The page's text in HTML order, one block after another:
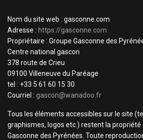
Nom du site web : gasconne.com
Adresse : https://gasconne.com
Propriétaire : Groupe Gasconne des
Centre national gascon
378 route de Crieu
09100 Villeneuve du Paréage
tel : +33 5 61 60 15 30
Courriel : gascon@wanadoo.fr
Tous les éléments accessibles sur le site
graphismes, logos etc.) restent la propriété
Gasconne des Pyrénées. Toute